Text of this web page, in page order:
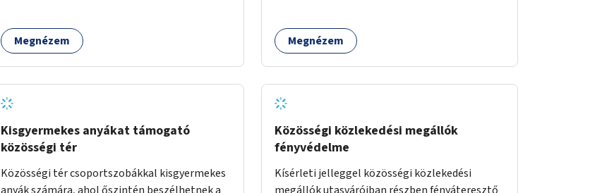
mozgás népszerűsítésével mindenki számára
nagy élményt nyújthat.
Megnézem
Kisgyermekes anyákat támogató
közösségi tér
Közösségi tér csoportszobákkal kisgyermekes
tartalommal.
Megnézem
Közösségi közlekedési megállók
fényvédelme
Kísérleti jelleggel közösségi közlekedési